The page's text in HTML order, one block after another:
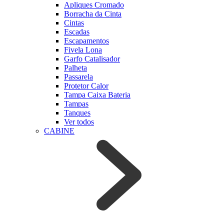
Apliques Cromado
Borracha da Cinta
Cintas
Escadas
Escapamentos
Fivela Lona
Garfo Catalisador
Palheta
Passarela
Protetor Calor
Tampa Caixa Bateria
Tampas
Tanques
Ver todos
CABINE